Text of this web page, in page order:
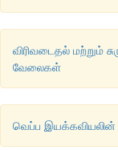
விரிவடைதல் மற்றும்
வேலைகள்
வெப்ப இயக்கவியலின்